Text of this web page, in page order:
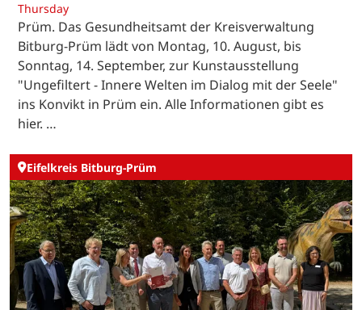
Thursday
Prüm. Das Gesundheitsamt der Kreisverwaltung
Bitburg-Prüm lädt von Montag, 10. August, bis
Sonntag, 14. September, zur Kunstausstellung
"Ungefiltert - Innere Welten im Dialog mit der Seele"
ins Konvikt in Prüm ein. Alle Informationen gibt es
hier. …
Eifelkreis Bitburg-Prüm